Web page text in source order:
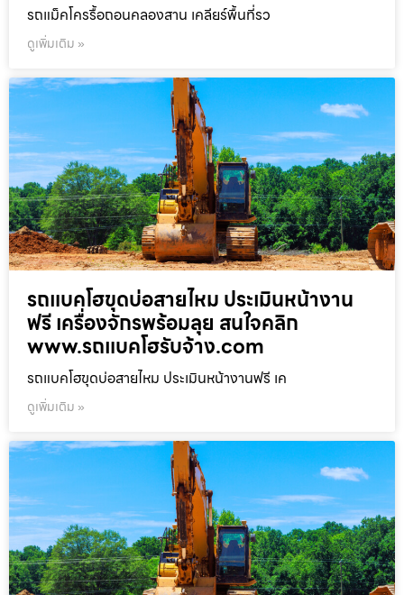
รถแม็คโครรื้อถอนคลองสาน เคลียร์พื้นที่รว
ดูเพิ่มเติม »
รถแบคโฮขุดบ่อสายไหม ประเมินหน้างาน
ฟรี เครื่องจักรพร้อมลุย สนใจคลิก
www.รถแบคโฮรับจ้าง.com
รถแบคโฮขุดบ่อสายไหม ประเมินหน้างานฟรี เค
ดูเพิ่มเติม »